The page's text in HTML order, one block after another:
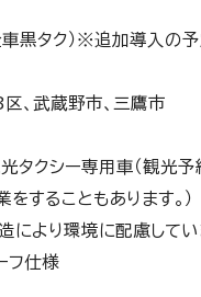
黒タク）※追加導入の予
、武蔵野市、三鷹市
タクシー専用車（観光
をすることもあります。）
により環境に配慮してい
フ仕様